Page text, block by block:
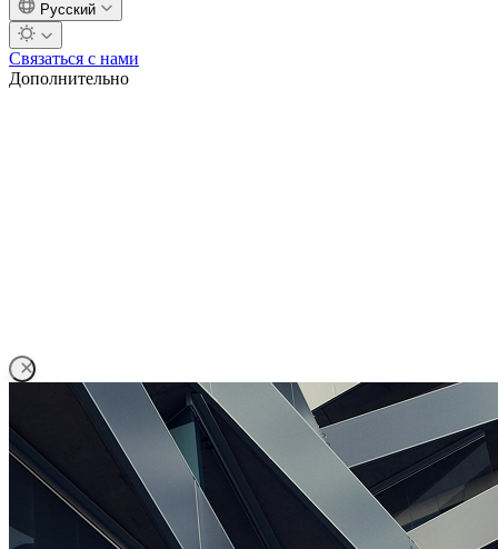
Русский
Связаться с нами
Дополнительно